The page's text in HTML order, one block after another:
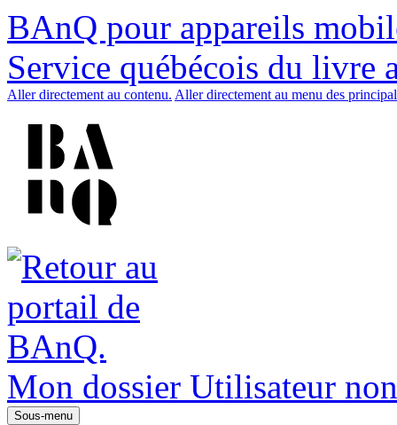
BAnQ pour appareils
Service québécois du livre
Aller directement au contenu. Aller directement au menu des
Mon dossier Utilisateur
Sous-menu